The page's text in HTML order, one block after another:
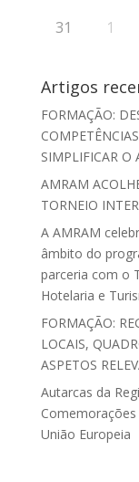
31 1
Artigos
FORMAÇÃO:
SIMPLIFICAR O
AMRAM
TORNEIO
A AMRAM
âmbito do
parceria com o
Hotelaria e
FORMAÇÃO:
LOCAIS,
ASPETOS
Autarcas da
União Europeia